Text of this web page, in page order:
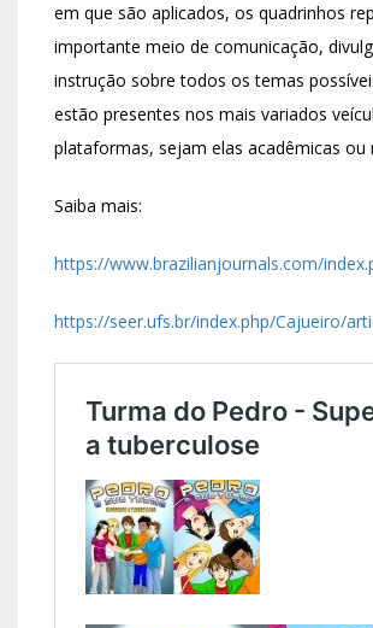
em que são aplicados, os quadrinhos
importante meio de comunicação,
instrução sobre todos os temas
estão presentes nos mais variados
plataformas, sejam elas acadêmicas ou
Saiba mais:
https://www.brazilianjournals.com/
https://seer.ufs.br/index.php/Cajueiro/